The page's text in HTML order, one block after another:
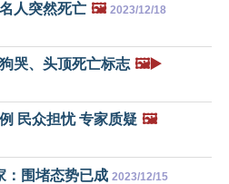
人突然死亡 🖼️ 2023/12/18
哭、头顶死亡标志 🖼️▶️
民众担忧 专家质疑 🖼️
：围堵态势已成 2023/12/15